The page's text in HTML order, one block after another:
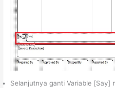
Selanjutnya ganti Variable [Say]